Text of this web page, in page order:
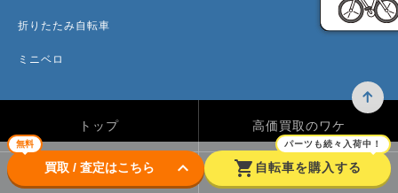
無料
買取 / 査定はこちら keyboard_arrow_down shopping_cart
パーツも続々入荷中！
自転車を購入する
折りたたみ自転車
ミニベロ
トップ 高価買取のワケ
買取方法 買取カテゴリー